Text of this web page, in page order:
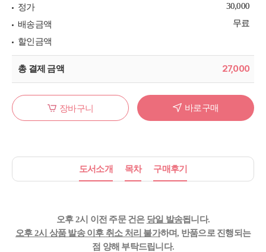
정가
30,000
배송금액
무료
할인금액
총 결제 금액 27,000
장바구니 바로구매
도서소개 목차 구매후기
오후 2시 이전 주문 건은 당일 발송됩니다.
오후 2시 상품 발송이후 취소 처리 불가하며, 반품으로 진행되는
점 양해 부탁드립니다.